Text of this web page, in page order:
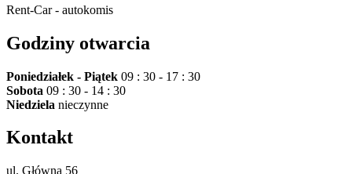
Rent-Car - autokomis
Godziny otwarcia
Poniedziałek - Piątek 09 : 30 - 17 : 30
Sobota 09 : 30 - 14 : 30
Niedziela nieczynne
Kontakt
ul. Główna 56